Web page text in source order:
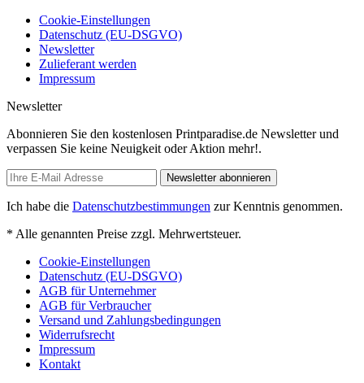
Cookie-Einstellungen
Datenschutz (EU-DSGVO)
Newsletter
Zulieferant werden
Impressum
Newsletter
Abonnieren Sie den kostenlosen Printparadise.de Newsletter und
verpassen Sie keine Neuigkeit oder Aktion mehr!.
Newsletter abonnieren
Ich habe die Datenschutzbestimmungen zur Kenntnis genommen.
* Alle genannten Preise zzgl. Mehrwertsteuer.
Cookie-Einstellungen
Datenschutz (EU-DSGVO)
AGB für Unternehmer
AGB für Verbraucher
Versand und Zahlungsbedingungen
Widerrufsrecht
Impressum
Kontakt